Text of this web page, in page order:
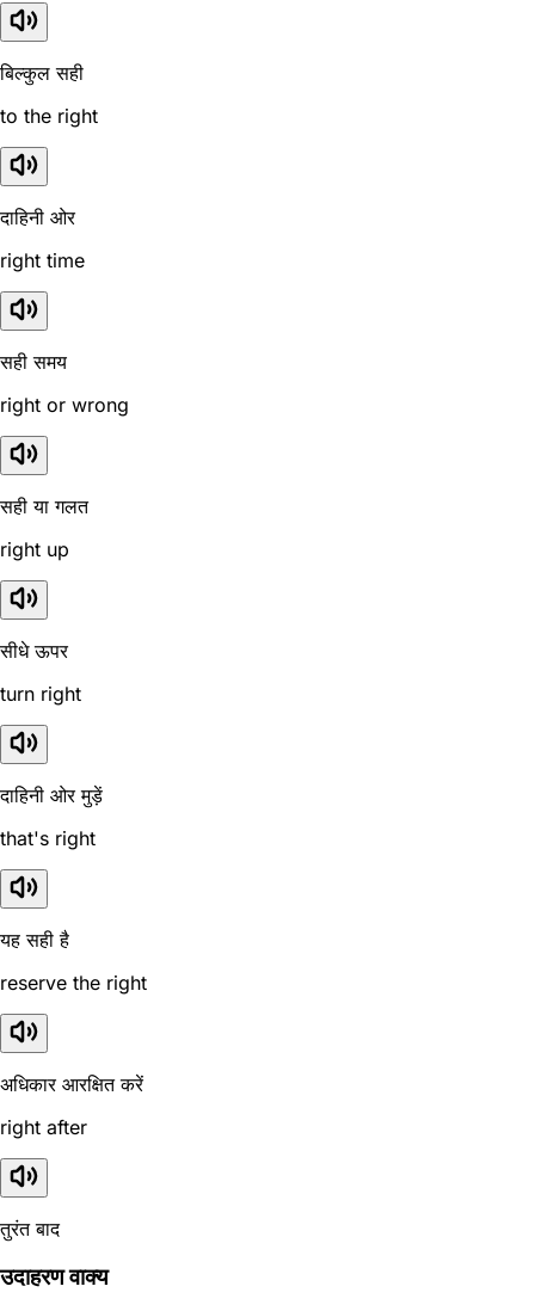
बिल्कुल सही
to the right
दाहिनी ओर
right time
सही समय
right or wrong
सही या गलत
right up
सीधे ऊपर
turn right
दाहिनी ओर मुड़ें
that's right
यह सही है
reserve the right
अधिकार आरक्षित करें
right after
तुरंत बाद
उदाहरण वाक्य